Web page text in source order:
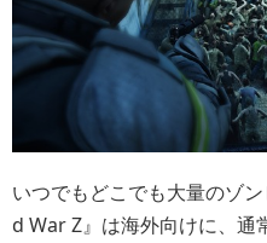
いつでもどこでも大量のゾ
d War Z』は海外向けに、通